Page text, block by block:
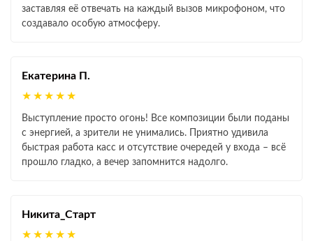
заставляя её отвечать на каждый вызов микрофоном, что
создавало особую атмосферу.
Екатерина П.
★★★★★
Выступление просто огонь! Все композиции были поданы
с энергией, а зрители не унимались. Приятно удивила
быстрая работа касс и отсутствие очередей у входа – всё
прошло гладко, а вечер запомнится надолго.
Никита_Старт
★★★★★